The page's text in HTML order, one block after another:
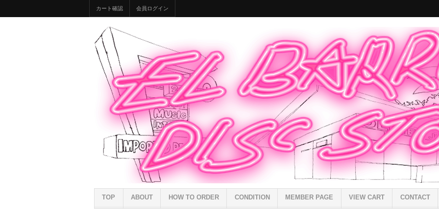
カート確認 会員ログイン
TOP ABOUT HOW TO ORDER CONDITION MEMBER PAGE VIEW CART CONTACT